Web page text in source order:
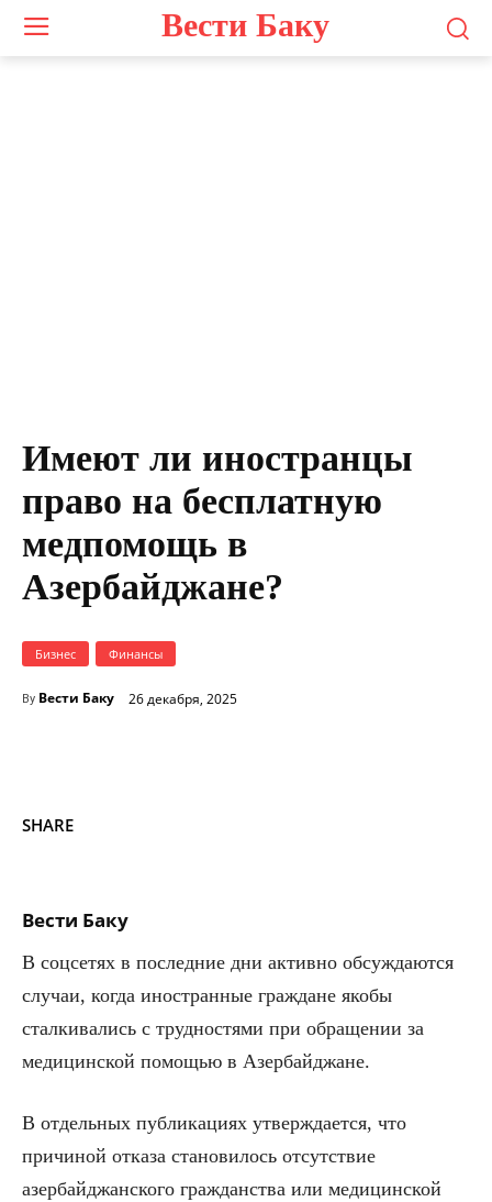
Вести Баку
Имеют ли иностранцы
право на бесплатную
медпомощь в
Азербайджане?
Бизнес Финансы
By Вести Баку 26 декабря, 2025
SHARE
Вести Баку
В соцсетях в последние дни активно обсуждаются
случаи, когда иностранные граждане якобы
сталкивались с трудностями при обращении за
медицинской помощью в Азербайджане.
В отдельных публикациях утверждается, что
причиной отказа становилось отсутствие
азербайджанского гражданства или медицинской